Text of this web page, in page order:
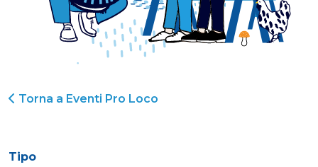
Torna a Eventi Pro Loco
Tipo